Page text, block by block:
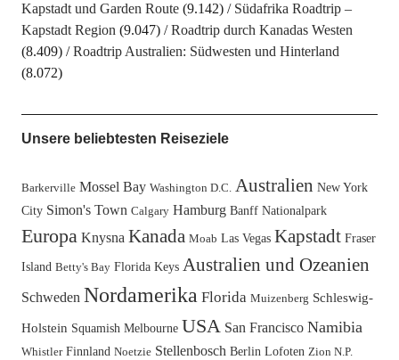
Kapstadt und Garden Route (9.142)
Südafrika Roadtrip –
Kapstadt Region (9.047)
Roadtrip durch Kanadas Westen
(8.409)
Roadtrip Australien: Südwesten und Hinterland
(8.072)
Unsere beliebtesten Reiseziele
Barkerville Mossel Bay Washington D.C. Australien New York
City Simon's Town Calgary Hamburg Banff Nationalpark
Europa Knysna Kanada Moab Las Vegas Kapstadt Fraser
Island Betty's Bay Florida Keys Australien und Ozeanien
Schweden Nordamerika Florida Muizenberg Schleswig-
Holstein Squamish Melbourne USA San Francisco Namibia
Whistler Finnland Noetzie Stellenbosch Berlin Lofoten Zion N.P.